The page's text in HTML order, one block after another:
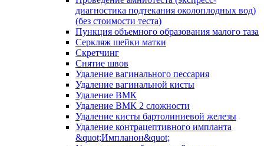
диагностика подтекания околоплодных вод)
(без стоимости теста)
Пункция объемного образования малого таза
Серкляж шейки матки
Скретчинг
Снятие швов
Удаление вагинального пессария
Удаление вагинальной кисты
Удаление ВМК
Удаление ВМК 2 сложности
Удаление кисты бартолиниевой железы
Удаление контрацептивного импланта
&quot;Импланон&quot;